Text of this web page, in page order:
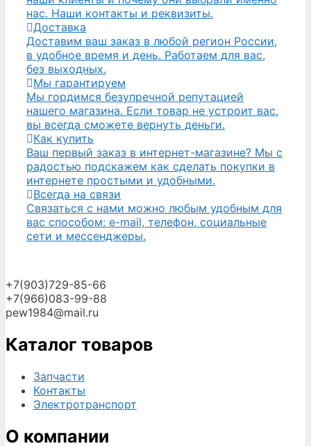
нас. Наши контакты и реквизиты.
Доставка
Доставим ваш заказ в любой регион России,
в удобное время и день. Работаем для вас,
без выходных.
Мы гарантируем
Мы гордимся безупречной репутацией
нашего магазина. Если товар не устроит вас,
вы всегда сможете вернуть деньги.
Как купить
Ваш первый заказ в интернет-магазине? Мы с
радостью подскажем как сделать покупки в
интернете простыми и удобными.
Всегда на связи
Связаться с нами можно любым удобным для
вас способом: e-mail, телефон, социальные
сети и мессенджеры.
+7(903)729-85-66
+7(966)083-99-88
pew1984@mail.ru
Каталог товаров
Запчасти
Контакты
Электротранспорт
О компании